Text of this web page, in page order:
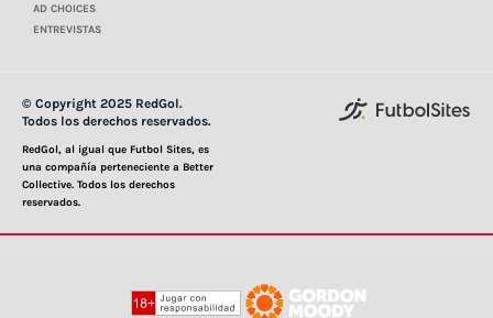
AD CHOICES
ENTREVISTAS
© Copyright 2025 RedGol.
Todos los derechos reservados.
RedGol, al igual que Futbol Sites, es
una compañía perteneciente a Better
Collective. Todos los derechos
reservados.